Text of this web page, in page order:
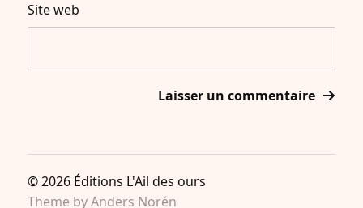
Site web
© 2026 Éditions L'Ail des ours
Theme byAnders Norén